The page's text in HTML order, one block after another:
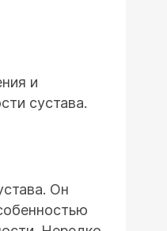
и
сустава.
Он